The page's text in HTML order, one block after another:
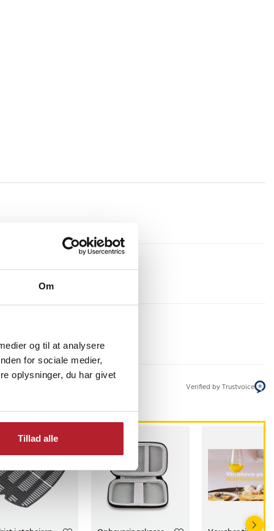
Om
og til at analysere
for sociale medier,
oplysninger, du har givet
Tillad alle
Verified by Trustvoice